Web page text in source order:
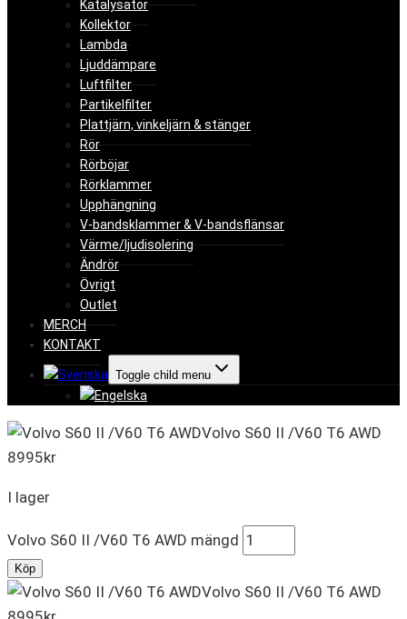
Katalysator
Kollektor
Lambda
Ljuddämpare
Luftfilter
Partikelfilter
Plattjärn, vinkeljärn & stänger
Rör
Rörböjar
Rörklammer
Upphängning
V-bandsklammer & V-bandsflänsar
Värme/ljudisolering
Ändrör
Övrigt
Outlet
MERCH
KONTAKT
Toggle child menu
Volvo S60 II /V60 T6 AWD
8995kr
I lager
Volvo S60 II /V60 T6 AWD mängd
Köp
Volvo S60 II /V60 T6 AWD